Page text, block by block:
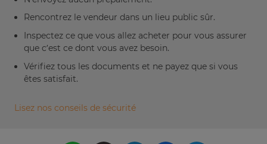
Rencontrez le vendeur dans un lieu public sûr.
Inspectez ce que vous allez acheter pour vous assurer
que c’est ce dont vous avez besoin.
Vérifiez tous les documents et ne payez que si vous
êtes satisfait.
Lisez nos conseils de sécurité